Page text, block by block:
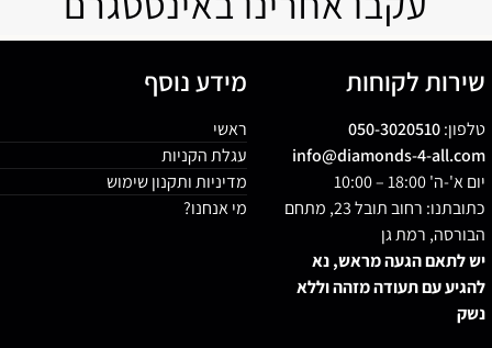
שירות לקוחות
טלפון:050-3020510
info@diamonds-4-all.com
יום א'-ה' 18:00 – 10:00
כתובתנו: רחוב תובל 23, מתחם
הבורסה, רמת גן
יש לתאם הגעה מראש, נא
להגיע עם תעודה מזהה וללא
נשק
מידע נוסף
ראשי
עגלת הקניות
מדיניות ותקנון שימוש
מי אנחנו?